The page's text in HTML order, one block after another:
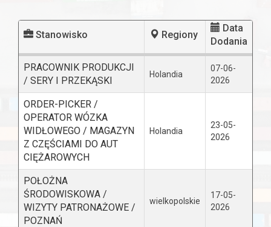
Stanowisko Regiony
Data
Dodania
PRACOWNIK PRODUKCJI
/ SERY I PRZEKĄSKI
Holandia
07-06-
2026
ORDER-PICKER /
OPERATOR WÓZKA
WIDŁOWEGO / MAGAZYN
Z CZĘŚCIAMI DO AUT
CIĘŻAROWYCH
Holandia
23-05-
2026
POŁOŻNA
ŚRODOWISKOWA /
WIZYTY PATRONAŻOWE /
POZNAŃ
wielkopolskie
17-05-
2026